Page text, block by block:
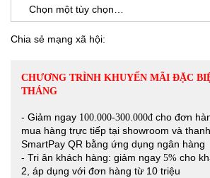
Chia sẻ mạng xã hội:
CHƯƠNG TRÌNH KHUYẾN MÃI ĐẶC
THÁNG
- Giảm ngay 100.000-300.000đ cho đơn
mua hàng trực tiếp tại showroom và
SmartPay QR bằng ứng dụng ngân hàng
- Tri ân khách hàng: giảm ngay 5% cho
2, áp dụng với đơn hàng từ 10 triệu